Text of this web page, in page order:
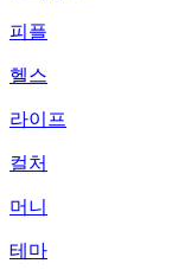
피플
헬스
라이프
컬처
머니
테마